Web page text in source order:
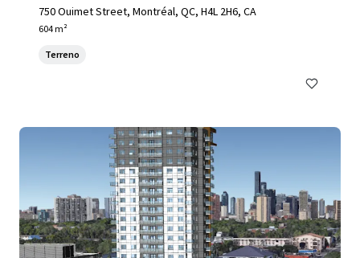
750 Ouimet Street, Montréal, QC, H4L 2H6, CA
604 m²
Terreno